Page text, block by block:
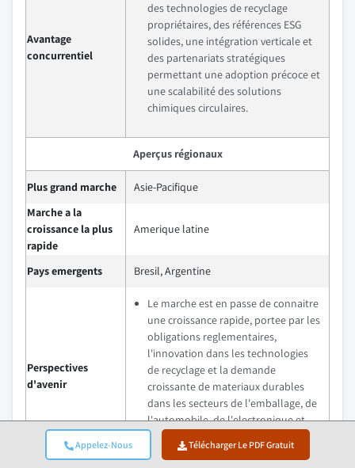
Appelez-Nous Télécharger Le PDF Gratuit
Avantage
concurrentiel
des technologies de recyclage
propriétaires, des références ESG
solides, une intégration verticale et
des partenariats stratégiques
permettant une adoption précoce et
une scalabilité des solutions
chimiques circulaires.
Aperçus régionaux
Plus grand marche
Asie-Pacifique
Marche a la
croissance la plus
rapide
Amerique latine
Pays emergents Bresil, Argentine
Perspectives
d'avenir
Le marche est en passe de connaitre
une croissance rapide, portee par les
obligations reglementaires,
l'innovation dans les technologies
de recyclage et la demande
croissante de materiaux durables
dans les secteurs de l'emballage, de
l'automobile, de l'electronique et
des biens de consommation.